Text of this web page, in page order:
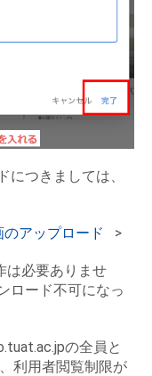
につきましては、
アップロード >
は必要ありませ
ロード不可になっ
の全員と
利用者閲覧制限が